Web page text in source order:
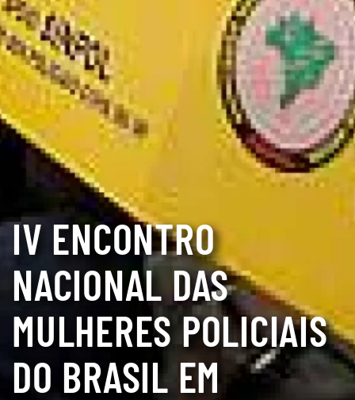
IV ENCONTRO
NACIONAL DAS
MULHERES POLICIAIS
DO BRASIL EM